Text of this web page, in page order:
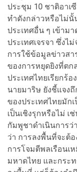
ประชุม 10 ชาติอาเ
ทำดังกล่าวหรือไม่นั้
ประเทศอื่น ๆ เข้าม
ประเทศเจรจา ซึ่งไ
การใช้ข้อมูลข่าวสา
ของการหยุดยิงที่ตก
ประเทศไทยเรียกร้
นายมาริษ ยังชี้แจง
ของประเทศไทยมัก
เป็นเชิงรุกหรือไม่
กัมพูชาดำเนินการ
ว่า การลงพื้นที่จะต้
การโจมตีพลเรือนเ
มหาดไทย และกระ